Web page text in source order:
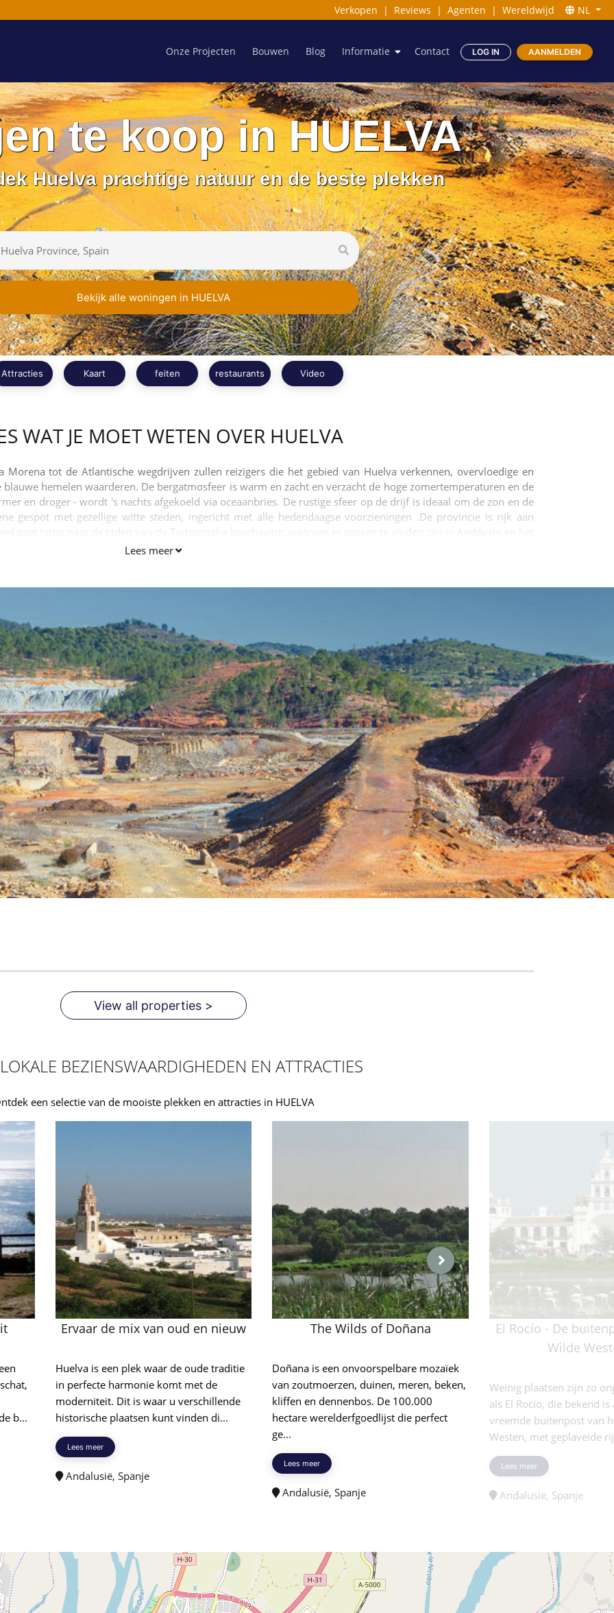
Verkopen | Reviews | Agenten | Wereldwijd NL
Onze Projecten Bouwen Blog Informatie Contact LOG IN AANMELDEN
te koop in HUELVA
Huelva prachtige natuur en de beste plekken
Bekijk alle woningen in HUELVA
Attracties Kaart feiten restaurants Video
WAT JE MOET WETEN OVER HUELVA
Morena tot de Atlantische wegdrijven zullen reizigers die het gebied van Huelva verkennen, overvloedige en
hemelen waarderen. De bergatmosfeer is warm en zacht en verzacht de hoge zomertemperaturen en de
en droger - wordt 's nachts afgekoeld via oceaanbries. De rustige sfeer op de drijf is ideaal om de zon en de
gespot met gezellige witte steden, ingericht met alle hedendaagse voorzieningen .De provincie is rijk aan
gaat terug naar de tijden van de Tartessische beschaving, waarvan er sporen te vinden zijn in Andévalo en het
de eikenbomen en de oude mijnen bieden de kans om grote ongerepte natuur te genieten.
Lees meer
View all properties >
BEZIENSWAARDIGHEDEN EN ATTRACTIES
een selectie van de mooiste plekken en attracties in HUELVA
b...
Ervaar de mix van oud en nieuw
Huelva is een plek waar de oude traditie
in perfecte harmonie komt met de
moderniteit. Dit is waar u verschillende
historische plaatsen kunt vinden di...
Lees meer
Andalusië, Spanje
The Wilds of Doñana
Doñana is een onvoorspelbare mozaïek
van zoutmoerzen, duinen, meren, beken,
kliffen en dennenbos. De 100.000
hectare werelderfgoedlijst die perfect
ge...
Lees meer
Andalusië, Spanje
El Rocío - De
Wilde
Weinig plaatsen zijn zo
als El Rocío, die bekend is
vreemde buitenpost van
Westen, met geplaveide
Lees meer
Andalusië, Spanje